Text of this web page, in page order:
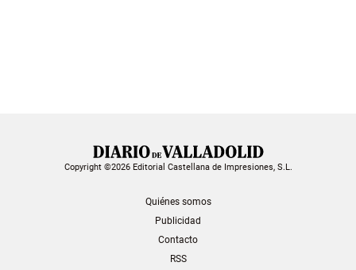
Copyright ©2026 Editorial Castellana de Impresiones, S.L.
Quiénes somos
Publicidad
Contacto
RSS